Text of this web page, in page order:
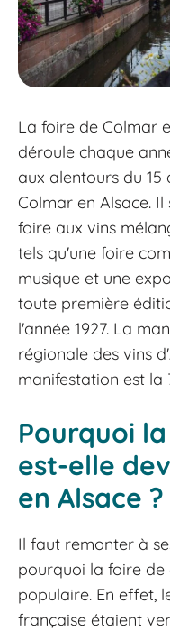
La foire de Colmar
déroule chaque
aux alentours du
Colmar en Alsace.
foire aux vins
tels qu'une foire
musique et une
toute première
l'année 1927. La
régionale des vins
manifestation est la
Pourquoi
est-elle
en Alsace ?
Il faut remonter à
pourquoi la foire
populaire. En effet,
française étaient